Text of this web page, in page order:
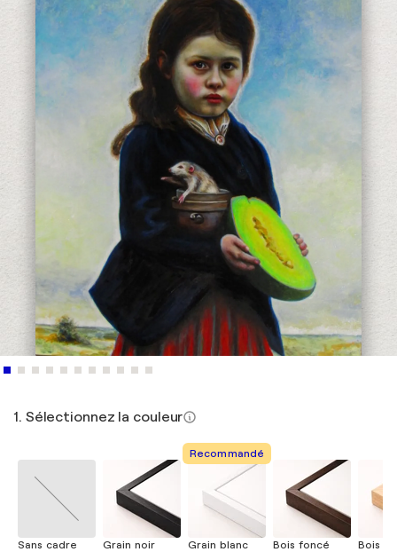
1. Sélectionnez la couleur
Sans cadre
Grain noir
Recommandé
Grain blanc
Bois foncé
Bois